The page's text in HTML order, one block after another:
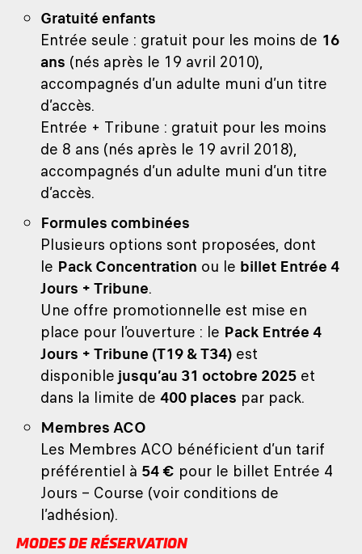
Gratuité enfants
Entrée seule : gratuit pour les moins de 16
ans (nés après le 19 avril 2010),
accompagnés d’un adulte muni d’un titre
d’accès.
Entrée + Tribune : gratuit pour les moins
de 8 ans (nés après le 19 avril 2018),
accompagnés d’un adulte muni d’un titre
d’accès.
Formules combinées
Plusieurs options sont proposées, dont
le Pack Concentration ou le billet Entrée 4
Jours + Tribune.
Une offre promotionnelle est mise en
place pour l’ouverture : le Pack Entrée 4
Jours + Tribune (T19 & T34) est
disponible jusqu’au 31 octobre 2025 et
dans la limite de 400 places par pack.
Membres ACO
Les Membres ACO bénéficient d’un tarif
préférentiel à 54 € pour le billet Entrée 4
Jours – Course (voir conditions de
l’adhésion).
MODES DE RÉSERVATION